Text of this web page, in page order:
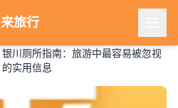
来旅行
银川厕所指南：旅游中最容易被忽视
的实用信息